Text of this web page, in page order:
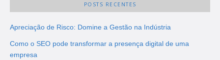
POSTS RECENTES
Apreciação de Risco: Domine a Gestão na Indústria
Como o SEO pode transformar a presença digital de uma
empresa